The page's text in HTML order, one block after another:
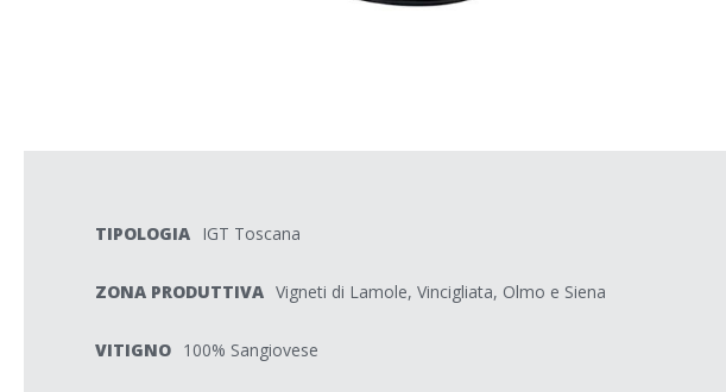
TIPOLOGIA IGT Toscana
ZONA PRODUTTIVA Vigneti di Lamole, Vincigliata, Olmo e Siena
VITIGNO 100% Sangiovese